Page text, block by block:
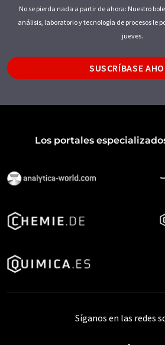
No se pierda nada a partir de ahora: Nuestro
análisis, laboratorio y tecnología de procesos le
jueves.
SUSCRÍBASE
Los portales
Síganos en las redes